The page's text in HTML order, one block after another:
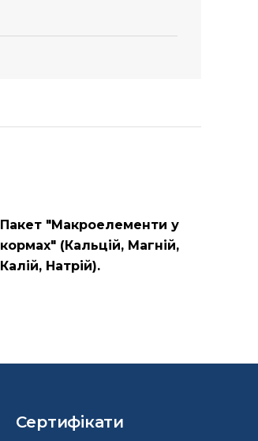
Пакет "Макроелементи у
кормах" (Кальцій, Магній,
Калій, Натрій).
Сертифікати